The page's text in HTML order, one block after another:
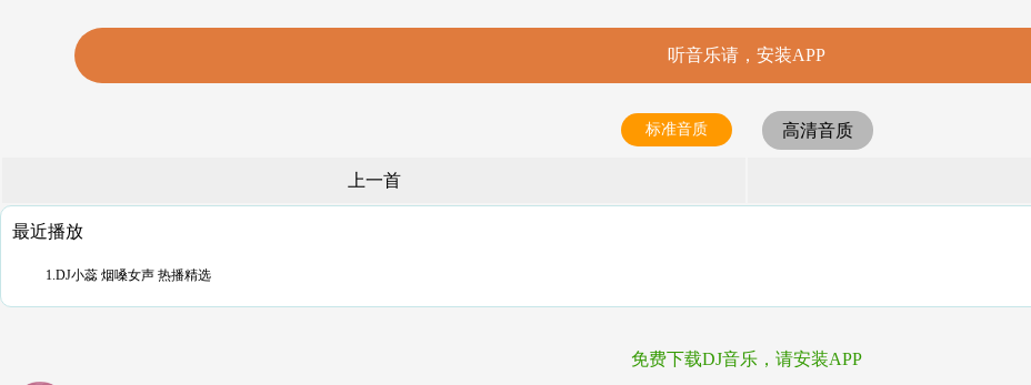
听音乐请，安装APP
标准音质 高清音质
上一首
最近播放
1.DJ小蕊 烟嗓女声 热播精选
免费下载DJ音乐，请安装APP